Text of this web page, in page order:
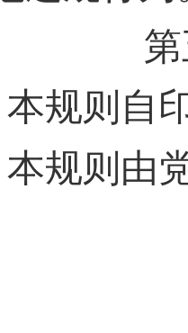
本规则自
本规则由